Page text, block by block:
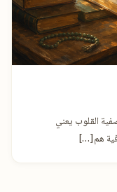
القلوب يعني
هم[…]